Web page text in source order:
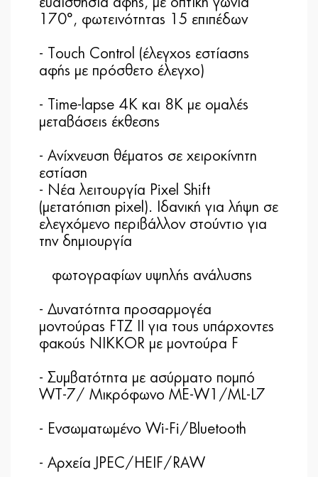
170°, φωτεινότητας 15 επιπέδων
- Τouch Control (έλεγχος εστίασης
αφής με πρόσθετο έλεγχο)
- Time-lapse 4K και 8K με ομαλές
μεταβάσεις έκθεσης
- Ανίχνευση θέματος σε χειροκίνητη
εστίαση
- Νέα λειτουργία Pixel Shift
(μετατόπιση pixel). Ιδανική για λήψη σε
ελεγχόμενο περιβάλλον στούντιο για
την δημιουργία
φωτογραφίων υψηλής ανάλυσης
- Δυνατότητα προσαρμογέα
μοντούρας FTZ II για τους υπάρχοντες
φακούς NIKKOR με μοντούρα F
- Συμβατότητα με ασύρματο πομπό
WT-7/ Μικρόφωνο ME-W1/ML-L7
- Ενσωματωμένο Wi-Fi/Bluetooth
- Αρχεία JPEC/HEIF/RAW